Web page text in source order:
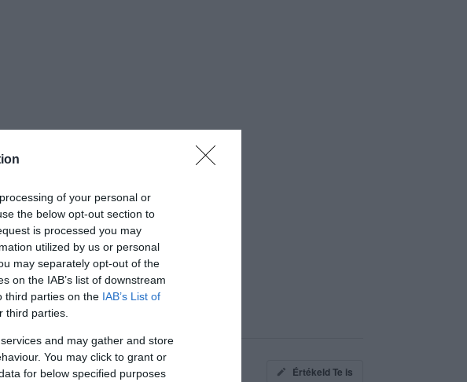
of your personal or
the below opt-out section to
is processed you may
utilized by us or personal
may separately opt-out of the
on the IAB’s list of downstream
third parties on the IAB’s List of
third parties.
and may gather and store
You may click to grant or
for below specified purposes
Értékeld Te is